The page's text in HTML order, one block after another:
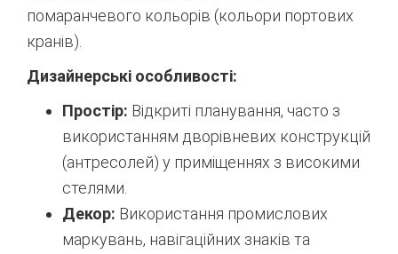
помаранчевого кольорів (кольори портових
кранів).
Дизайнерські особливості:
Простір: Відкриті планування, часто з
використанням дворівневих конструкцій
(антресолей) у приміщеннях з високими
стелями.
Декор: Використання промислових
маркувань, навігаційних знаків та